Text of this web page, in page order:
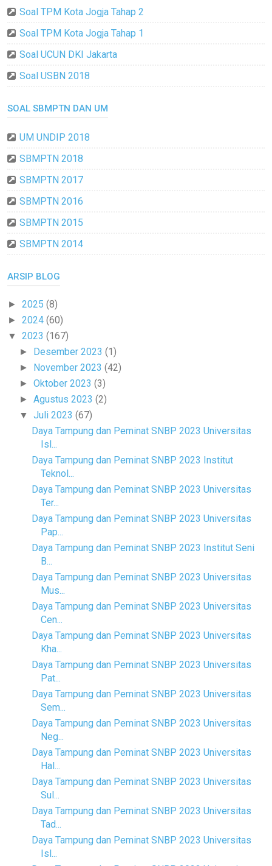
Soal TPM Kota Jogja Tahap 2
Soal TPM Kota Jogja Tahap 1
Soal UCUN DKI Jakarta
Soal USBN 2018
SOAL SBMPTN DAN UM
UM UNDIP 2018
SBMPTN 2018
SBMPTN 2017
SBMPTN 2016
SBMPTN 2015
SBMPTN 2014
ARSIP BLOG
► 2025 (8)
► 2024 (60)
▼ 2023 (167)
► Desember 2023(1)
► November 2023(42)
►Oktober 2023(3)
►Agustus 2023(2)
▼Juli 2023(67)
Daya Tampung dan Peminat SNBP 2023 Universitas
Isl...
Daya Tampung dan Peminat SNBP 2023 Institut
Teknol...
Daya Tampung dan Peminat SNBP 2023 Universitas
Ter...
Daya Tampung dan Peminat SNBP 2023 Universitas
Pap...
Daya Tampung dan Peminat SNBP 2023 Institut Seni
B...
Daya Tampung dan Peminat SNBP 2023 Universitas
Mus...
Daya Tampung dan Peminat SNBP 2023 Universitas
Cen...
Daya Tampung dan Peminat SNBP 2023 Universitas
Kha...
Daya Tampung dan Peminat SNBP 2023 Universitas
Pat...
Daya Tampung dan Peminat SNBP 2023 Universitas
Sem...
Daya Tampung dan Peminat SNBP 2023 Universitas
Neg...
Daya Tampung dan Peminat SNBP 2023 Universitas
Hal...
Daya Tampung dan Peminat SNBP 2023 Universitas
Sul...
Daya Tampung dan Peminat SNBP 2023 Universitas
Tad...
Daya Tampung dan Peminat SNBP 2023 Universitas
Isl...